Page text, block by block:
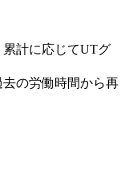
累計に応じてUTグ
去の労働時間から再